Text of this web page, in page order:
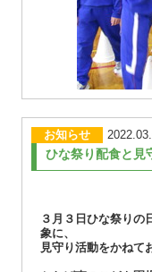
お知らせ
ひな祭り配食と見
３月３日ひな祭りの
象に、
見守り活動をかねて